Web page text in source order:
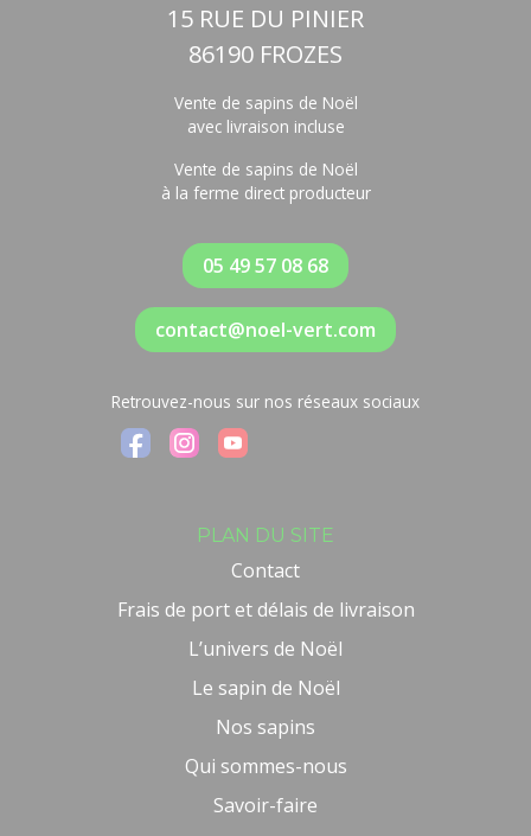
15 RUE DU PINIER
86190 FROZES
Vente de sapins de Noël
avec livraison incluse
Vente de sapins de Noël
à la ferme direct producteur
05 49 57 08 68
contact@noel-vert.com
Retrouvez-nous sur nos réseaux sociaux
PLAN DU SITE
Contact
Frais de port et délais de livraison
L’univers de Noël
Le sapin de Noël
Nos sapins
Qui sommes-nous
Savoir-faire